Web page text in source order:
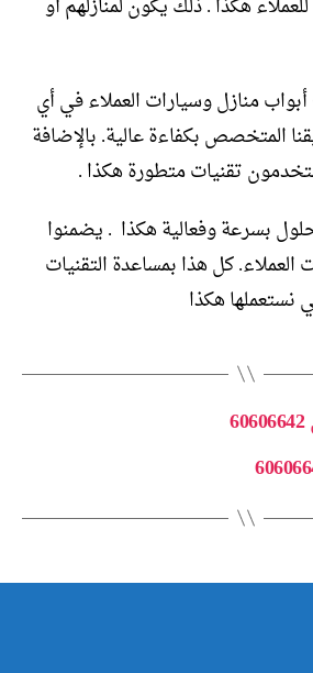
هكذا . ذلك يكون لمنازلهم أو
منازل وسيارات العملاء في أي
المتخصص بكفاءة عالية. بالإضافة
تقنيات متطورة هكذا .
بسرعة وفعالية هكذا . يضمنوا
العملاء. كل هذا بمساعدة التقنيات
نستعملها هكذا